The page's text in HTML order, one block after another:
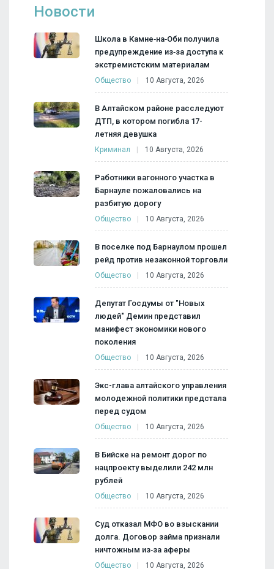
Новости
Школа в Камне‑на‑Оби получила
предупреждение из‑за доступа к
экстремистским материалам
Общество 10 Августа, 2026
В Алтайском районе расследуют
ДТП, в котором погибла 17-
летняя девушка
Криминал 10 Августа, 2026
Работники вагонного участка в
Барнауле пожаловались на
разбитую дорогу
Общество 10 Августа, 2026
В поселке под Барнаулом прошел
рейд против незаконной торговли
Общество 10 Августа, 2026
Депутат Госдумы от "Новых
людей" Демин представил
манифест экономики нового
поколения
Общество 10 Августа, 2026
Экс-глава алтайского управления
молодежной политики предстала
перед судом
Общество 10 Августа, 2026
В Бийске на ремонт дорог по
нацпроекту выделили 242 млн
рублей
Общество 10 Августа, 2026
Суд отказал МФО во взыскании
долга. Договор займа признали
ничтожным из‑за аферы
Общество 10 Августа, 2026